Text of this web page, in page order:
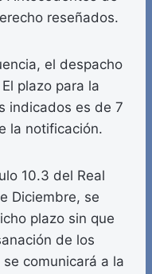
reseñados.
el despacho
plazo para la
indicados es de 7
la notificación.
10.3 del Real
Diciembre, se
plazo sin que
de los
comunicará a la